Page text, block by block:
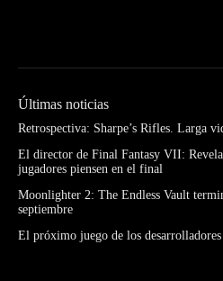
Últimas noticias
Retrospectiva: Sharpe’s Rifles. Larga
El director de Final Fantasy VII:
jugadores piensen en el final
Moonlighter 2: The Endless Vault
septiembre
El próximo juego de los